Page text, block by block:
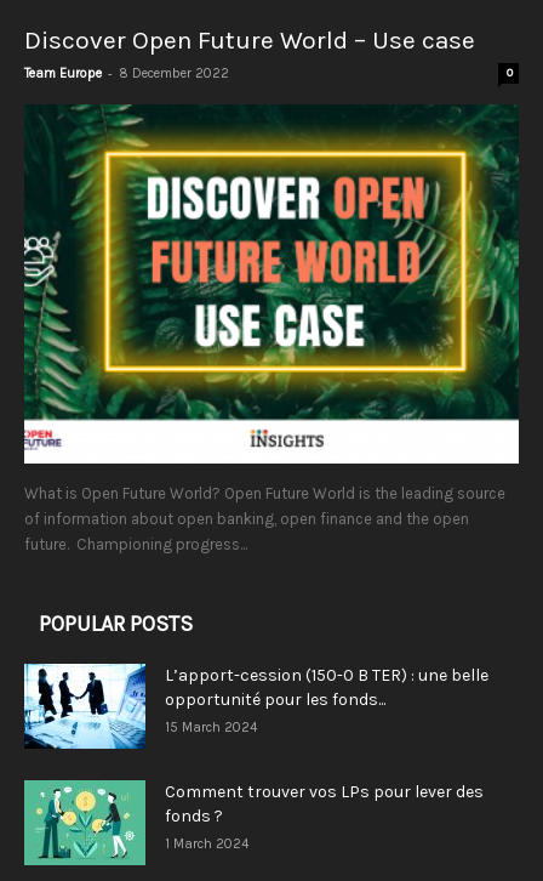
Discover Open Future World – Use case
Team Europe - 8 December 2022 0
What is Open Future World? Open Future World is the leading source
of information about open banking, open finance and the open
future. Championing progress...
POPULAR POSTS
L’apport-cession (150-0 B TER) : une belle
opportunité pour les fonds...
15 March 2024
Comment trouver vos LPs pour lever des
fonds ?
1 March 2024